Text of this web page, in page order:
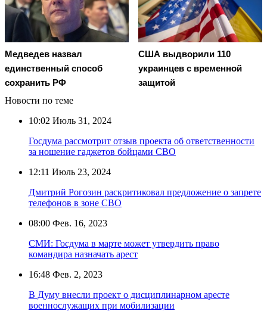
Медведев назвал
единственный способ
сохранить РФ
США выдворили 110
украинцев с временной
защитой
Новости по теме
10:02 Июль 31, 2024
Госдума рассмотрит отзыв проекта об ответственности
за ношение гаджетов бойцами СВО
12:11 Июль 23, 2024
Дмитрий Рогозин раскритиковал предложение о запрете
телефонов в зоне СВО
08:00 Фев. 16, 2023
СМИ: Госдума в марте может утвердить право
командира назначать арест
16:48 Фев. 2, 2023
В Думу внесли проект о дисциплинарном аресте
военнослужащих при мобилизации